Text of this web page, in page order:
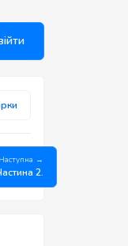
Наступна →
2.